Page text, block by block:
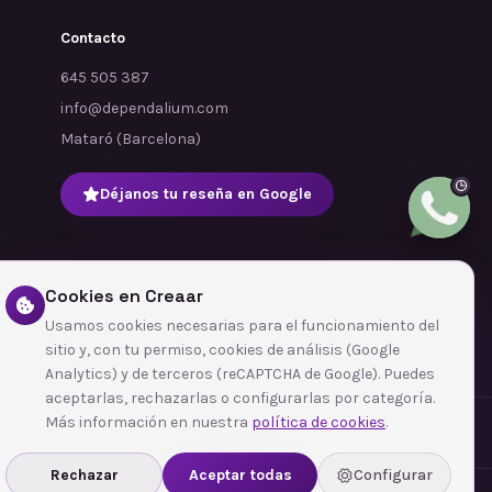
Contacto
645 505 387
info@dependalium.com
Mataró (Barcelona)
Déjanos tu reseña en Google
Cookies en Creaar
Usamos cookies necesarias para el funcionamiento del
sitio y, con tu permiso, cookies de análisis (Google
Analytics) y de terceros (reCAPTCHA de Google). Puedes
aceptarlas, rechazarlas o configurarlas por categoría.
Más información en nuestra política de cookies.
Rechazar Aceptar todas Configurar